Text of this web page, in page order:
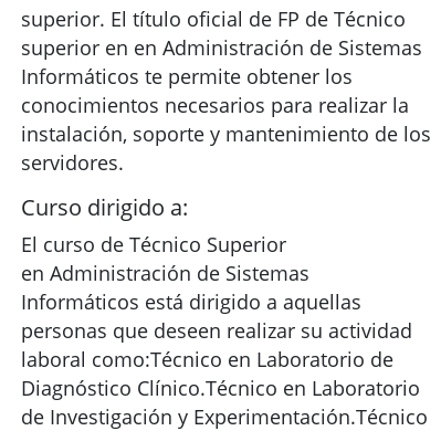
superior. El título oficial de FP de Técnico
superior en en Administración de Sistemas
Informáticos te permite obtener los
conocimientos necesarios para realizar la
instalación, soporte y mantenimiento de los
servidores.
Curso dirigido a:
El curso de Técnico Superior
en Administración de Sistemas
Informáticos está dirigido a aquellas
personas que deseen realizar su actividad
laboral como:Técnico en Laboratorio de
Diagnóstico Clínico.Técnico en Laboratorio
de Investigación y Experimentación.Técnico